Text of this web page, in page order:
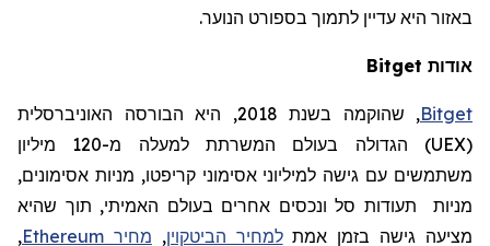
באזור היא עדיין לתמוך בספורט הנוער.
אודות Bitget
Bitget
, שהוקמה
בשנת 2018, היא הבורסה האוניברסלית
(
UEX
) הגדולה בעולם המשרתת למעלה מ-120
מיליון
משתמשים עם גישה למיליוני אסימוני קריפטו, מניות אסימונים,
מניות תעודות סל ונכסים אחרים בעולם האמיתי, תוך שהיא
מציעה גישה בזמן אמתלמחיר הביטקוין, מחיר Ethereum
,